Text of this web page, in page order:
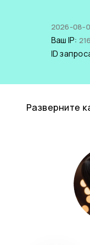
2026-08-
Ваш IP:
ID
Разверните